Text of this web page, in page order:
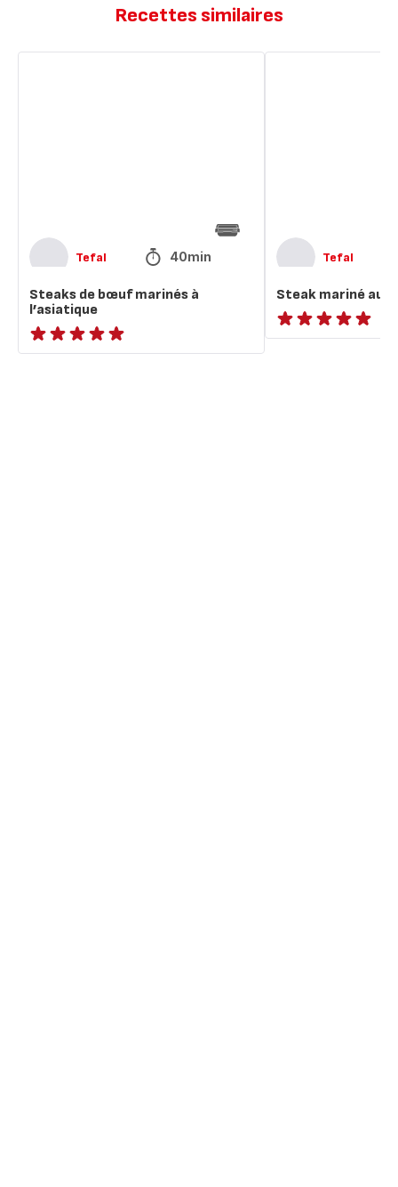
Recettes similaires
Tefal 40min
Steaks de bœuf marinés à
l’asiatique
ratings.NaN
Tefal
Steak mariné au
ratings.NaN